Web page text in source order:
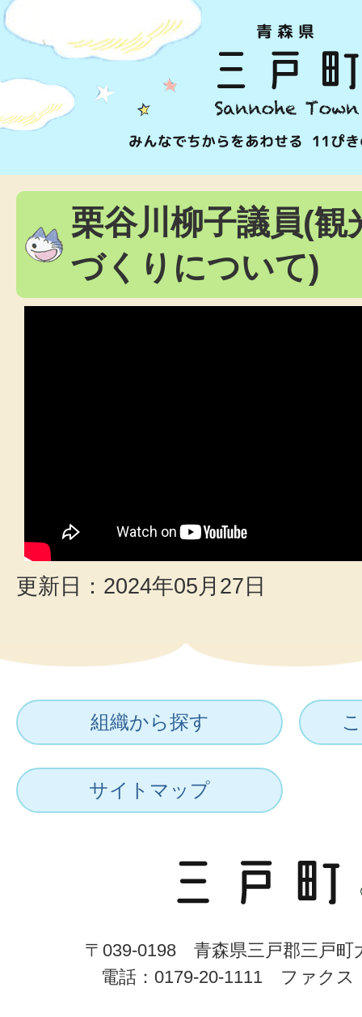
栗谷川柳子議員(観
づくりについて)
更新日：2024年05月27日
組織から探す
サイトマップ
〒039-0198 青森県三戸郡三戸町
電話：0179-20-1111 ファクス